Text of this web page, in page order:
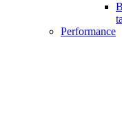
Performance